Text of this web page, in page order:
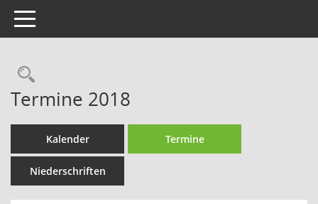
Toggle navigation
Rechercheauswahl
Termine 2018
Kalender Termine
Niederschriften